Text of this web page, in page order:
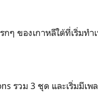
ๆ ของเกาหลีใต้ที่เริ่มทำ
รวม 3 ชุด และเริ่มมีเพ